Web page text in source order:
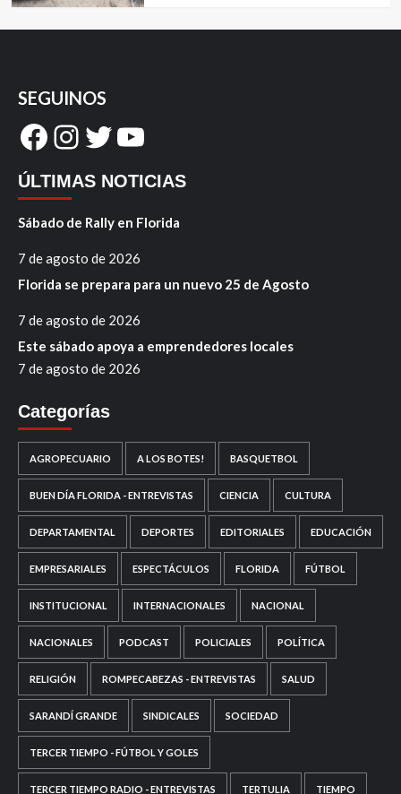
SEGUINOS
Facebook
Instagram
Twitter
YouTube
ÚLTIMAS NOTICIAS
Sábado de Rally en Florida
7 de agosto de 2026
Florida se prepara para un nuevo 25 de Agosto
7 de agosto de 2026
Este sábado apoya a emprendedores locales
7 de agosto de 2026
Categorías
AGROPECUARIO A LOS BOTES! BASQUETBOL
BUEN DÍA FLORIDA - ENTREVISTAS CIENCIA CULTURA
DEPARTAMENTAL DEPORTES EDITORIALES EDUCACIÓN
EMPRESARIALES ESPECTÁCULOS FLORIDA FÚTBOL
INSTITUCIONAL INTERNACIONALES NACIONAL
NACIONALES PODCAST POLICIALES POLÍTICA
RELIGIÓN ROMPECABEZAS - ENTREVISTAS SALUD
SARANDÍ GRANDE SINDICALES SOCIEDAD
TERCER TIEMPO - FÚTBOL Y GOLES
TERCER TIEMPO RADIO - ENTREVISTAS TERTULIA TIEMPO